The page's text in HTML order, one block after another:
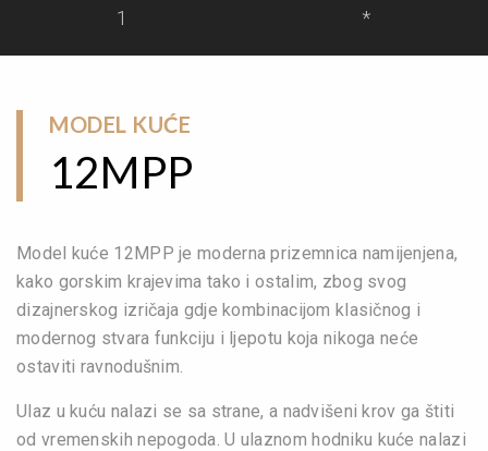
1 *
MODEL KUĆE
12MPP
Model kuće 12MPP je moderna prizemnica namijenjena,
kako gorskim krajevima tako i ostalim, zbog svog
dizajnerskog izričaja gdje kombinacijom klasičnog i
modernog stvara funkciju i ljepotu koja nikoga neće
ostaviti ravnodušnim.
Ulaz u kuću nalazi se sa strane, a nadvišeni krov ga štiti
od vremenskih nepogoda. U ulaznom hodniku kuće nalazi